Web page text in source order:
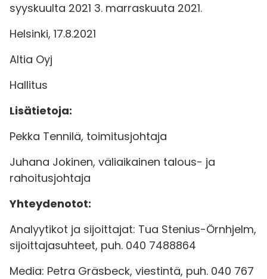
syyskuulta 2021 3. marraskuuta 2021.
Helsinki, 17.8.2021
Altia Oyj
Hallitus
Lisätietoja:
Pekka Tennilä, toimitusjohtaja
Juhana Jokinen, väliaikainen talous- ja
rahoitusjohtaja
Yhteydenotot:
Analyytikot ja sijoittajat: Tua Stenius-Örnhjelm,
sijoittajasuhteet, puh. 040 7488864
Media: Petra Gräsbeck, viestintä, puh. 040 767